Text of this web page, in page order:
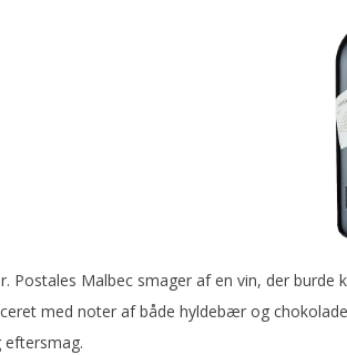
Postales Malbec smager af en vin, der burde
med noter af både hyldebær og